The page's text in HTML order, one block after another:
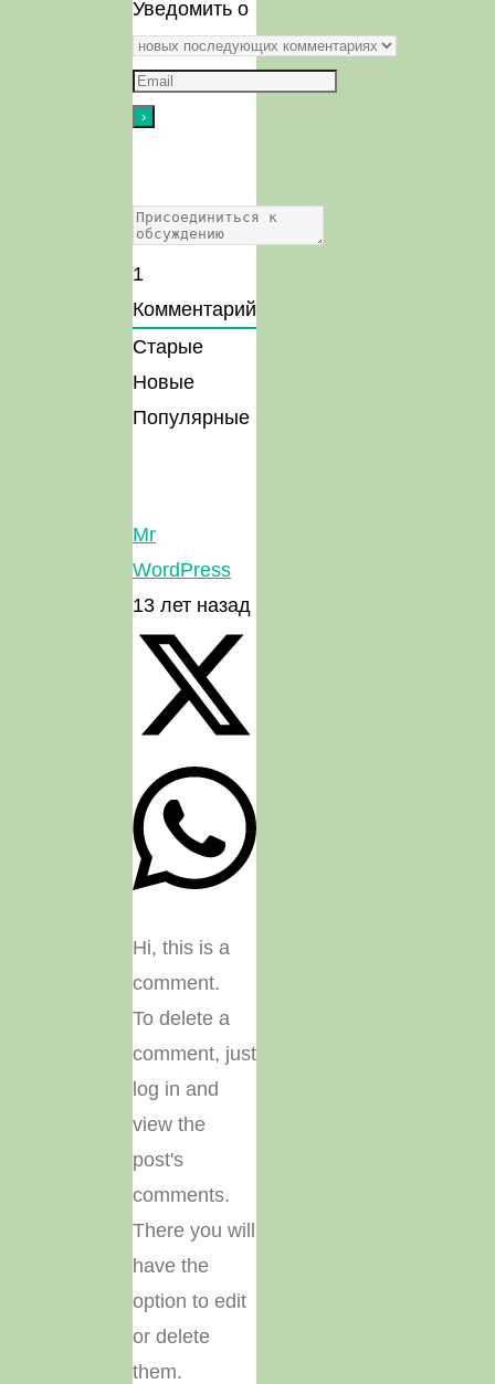
Уведомить о
1
Комментарий
Старые
Новые
Популярные
Mr
WordPress
13 лет назад
Hi, this is a
comment.
To delete a
comment, just
log in and
view the
post's
comments.
There you will
have the
option to edit
or delete
them.